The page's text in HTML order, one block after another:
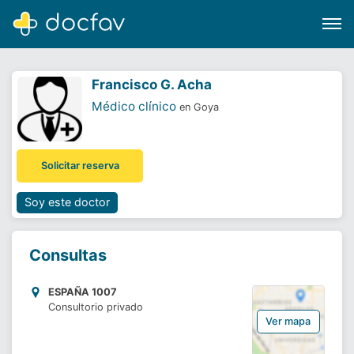
Software para clínicas
¿Eres un doctor?
Francisco G. Acha
Médico clínico en Goya
Solicitar reserva
Soy este doctor
Consultas
ESPAÑA 1007
Consultorio privado
Ver mapa